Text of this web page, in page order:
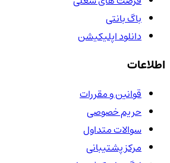
باگ بانتی
دانلود اپلیکیشن
اطلاعات
قوانین و مقررات
حریم خصوصی
سوالات متداول
مرکز پشتیبانی